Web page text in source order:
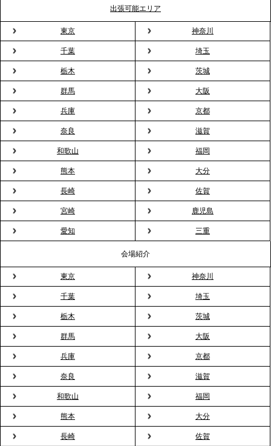
TBS「Nスタ」で、2ndTable「1DISH」の花見オー
ドブルが紹介されました
2026.3.23
プレスリリースのご案内｜入社式の“そのまま懇親
会”が企業で広がる。 新入社員の交流を支える『オフ
ィスケータリング』という新しい活用法
2026.3.20
NHK「ニュースウオッチ9」で、2ndTable「室内花
2026.3.16
プレスリリースのご案内｜2026年、春の親睦は「花
粉レス」な室内花見。福利厚生としても注目され
る、快適で新しいお花見体験
2026.3.5
プレスリリースのご案内｜「室内お花見」の法人利
用が前年比4倍に急増。オフィスに桜が届く福利厚生
2026.2.13
プレスリリースのご案内｜オフィスが「１日限定の
バー」に！福利厚生・社内交流を格上げする《出張
バーテンダー》サービスを開始
2026.1.26
出張可能エリア
東京 神奈川
千葉 埼玉
栃木 茨城
群馬 大阪
兵庫 京都
奈良 滋賀
和歌山 福岡
熊本 大分
長崎 佐賀
宮崎 鹿児島
愛知 三重
会場紹介
東京 神奈川
千葉 埼玉
栃木 茨城
群馬 大阪
兵庫 京都
奈良 滋賀
和歌山 福岡
熊本 大分
長崎 佐賀